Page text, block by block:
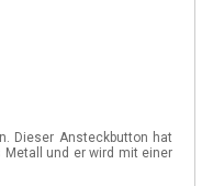
Dieser Ansteckbutton hat
und er wird mit einer